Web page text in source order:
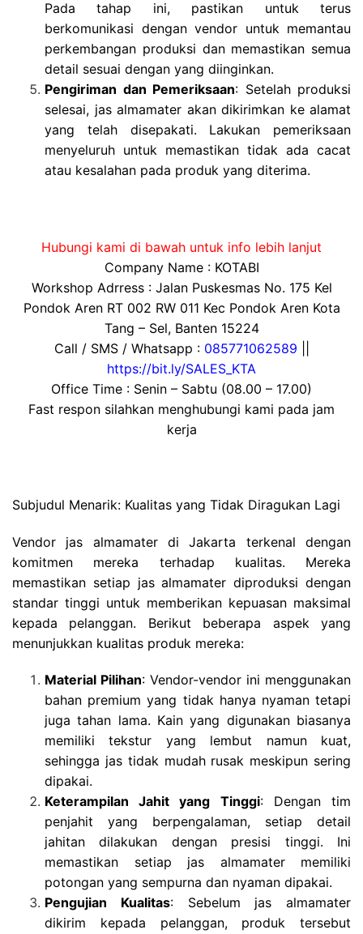
Pada tahap ini, pastikan untuk terus
berkomunikasi dengan vendor untuk memantau
perkembangan produksi dan memastikan semua
detail sesuai dengan yang diinginkan.
Pengiriman dan Pemeriksaan: Setelah produksi
selesai, jas almamater akan dikirimkan ke alamat
yang telah disepakati. Lakukan pemeriksaan
menyeluruh untuk memastikan tidak ada cacat
atau kesalahan pada produk yang diterima.
Hubungi kami di bawah untuk info lebih lanjut
Company Name : KOTABI
Workshop Adrress : Jalan Puskesmas No. 175 Kel
Pondok Aren RT 002 RW 011 Kec Pondok Aren Kota
Tang – Sel, Banten 15224
Call / SMS / Whatsapp : 085771062589
https://bit.ly/SALES_KTA
Office Time : Senin – Sabtu (08.00 – 17.00)
Fast respon silahkan menghubungi kami pada jam
kerja
Subjudul Menarik: Kualitas yang Tidak Diragukan Lagi
Vendor jas almamater di Jakarta terkenal dengan
komitmen mereka terhadap kualitas. Mereka
memastikan setiap jas almamater diproduksi dengan
standar tinggi untuk memberikan kepuasan maksimal
kepada pelanggan. Berikut beberapa aspek yang
menunjukkan kualitas produk mereka:
Material Pilihan: Vendor-vendor ini menggunakan
bahan premium yang tidak hanya nyaman tetapi
juga tahan lama. Kain yang digunakan biasanya
memiliki tekstur yang lembut namun kuat,
sehingga jas tidak mudah rusak meskipun sering
dipakai.
Keterampilan Jahit yang Tinggi: Dengan tim
penjahit yang berpengalaman, setiap detail
jahitan dilakukan dengan presisi tinggi. Ini
memastikan setiap jas almamater memiliki
potongan yang sempurna dan nyaman dipakai.
Pengujian Kualitas: Sebelum jas almamater
dikirim kepada pelanggan, produk tersebut